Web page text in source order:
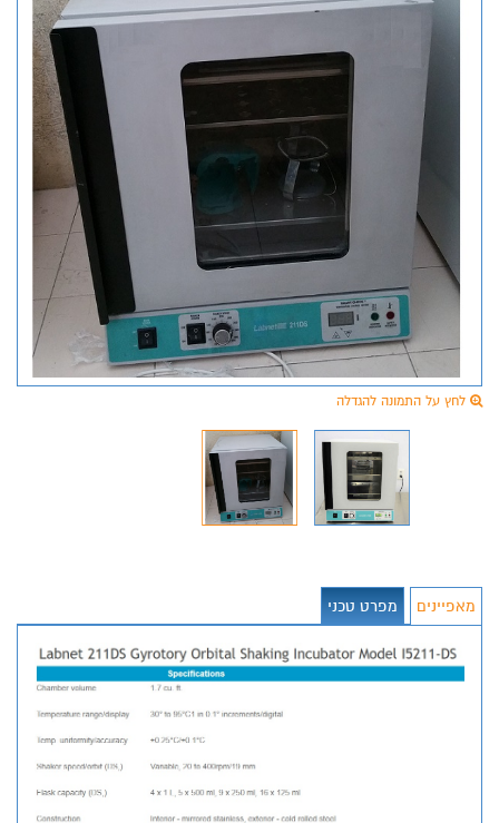
לחץ על התמונה להגדלה
מאפיינים מפרט טכני